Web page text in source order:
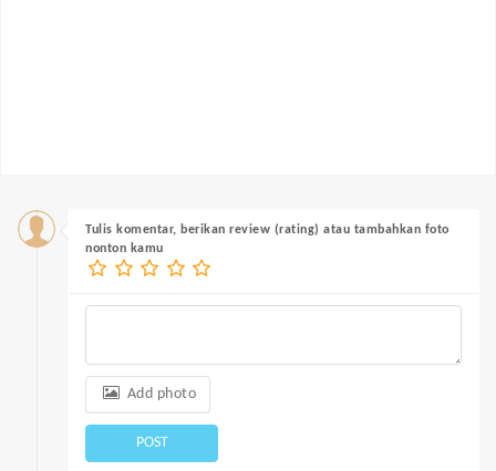
Tulis komentar, berikan review (rating) atau tambahkan foto
nonton kamu
Add photo
POST